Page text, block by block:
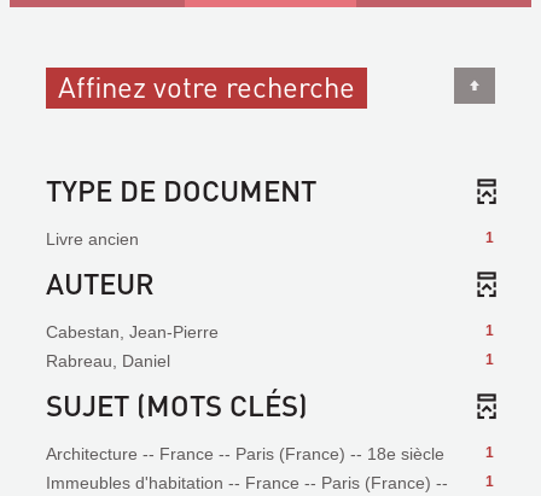
Affinez votre recherche
TYPE DE DOCUMENT
1
Livre ancien
AUTEUR
1
Cabestan, Jean-Pierre
1
Rabreau, Daniel
SUJET (MOTS CLÉS)
1
Architecture -- France -- Paris (France) -- 18e siècle
1
Immeubles d'habitation -- France -- Paris (France) --